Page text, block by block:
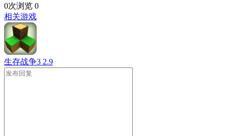
0次浏览 0
相关游戏
生存战争3 2.9